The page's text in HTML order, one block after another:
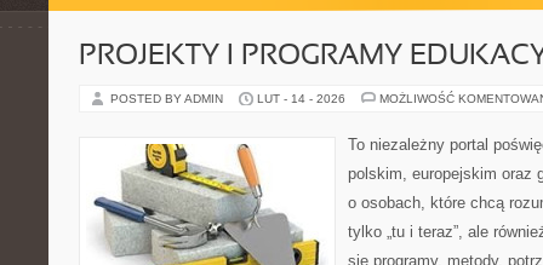
PROJEKTY I PROGRAMY
POSTED BY ADMIN LUT - 14 - 2026 MOŻLIWOŚĆ
To niezależny portal
polskim, europejskim oraz
o osobach, które chcą
tylko „tu i teraz”, ale
się programy, metody,